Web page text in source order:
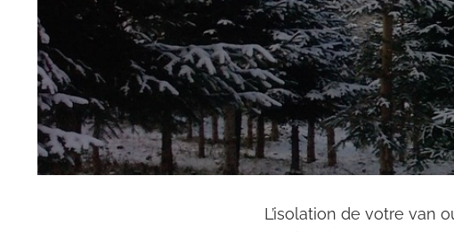
L’isolation de votre van